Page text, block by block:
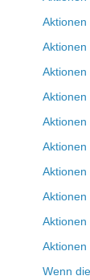
Aktionen
Aktionen
Aktionen
Aktionen
Aktionen
Aktionen
Aktionen
Aktionen
Aktionen
Aktionen
Wenn